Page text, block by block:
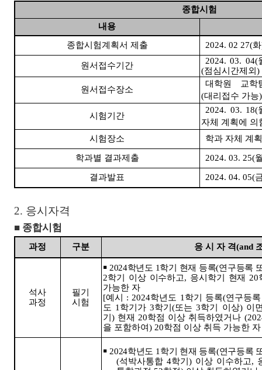
종합시험
내용
종합시험계획서 제출
2024. 02 27(화
원서접수기간 2024. 03. 04(
(점심시간제외 )
원서접수장소
대학원 교학
(대리접수 가능)
시험기간
2024. 03. 18(
자체 계획에 의
시험장소
학과 자체 계
학과별 결과제출 2024. 03. 25(
결과발표 2024. 04. 05(
2. 응시자격
■ 종합시험
과정 구분 응 시 자 격(and
석사
과정
필기
시험
￭ 2024학년도 1학기 현재 등록(연구등록
2학기 이상 이수하고, 응시학기 현재 20
가능한 자
[예시 : 2024학년도 1 학기 등록(연구등
도 1 학기가3학기(또는3학기 이상) 이
기 ) 현재 20학점 이상 취득하였거나
을 포함하여) 20학점 이상 취득 가능한
￭ 2024학년도 1 학기 현재 등록(연구등록
(석박사통합4학기) 이상 이수하고,